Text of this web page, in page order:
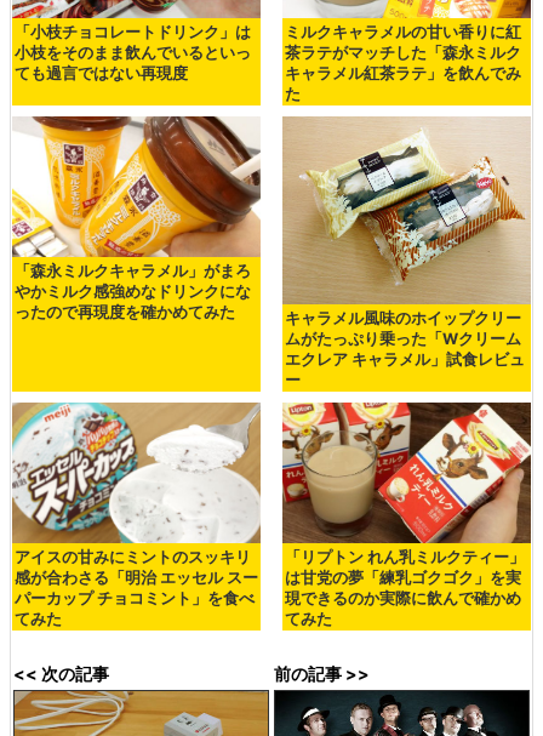
「小枝チョコレートドリンク」は
小枝をそのまま飲んでいるといっ
ても過言ではない再現度
ミルクキャラメルの甘い香りに紅
茶ラテがマッチした「森永ミルク
キャラメル紅茶ラテ」を飲んでみ
た
「森永ミルクキャラメル」がまろ
やかミルク感強めなドリンクにな
ったので再現度を確かめてみた
キャラメル風味のホイップクリー
ムがたっぷり乗った「Wクリーム
エクレア キャラメル」試食レビュ
ー
アイスの甘みにミントのスッキリ
感が合わさる「明治 エッセル スー
パーカップ チョコミント」を食べ
てみた
「リプトン れん乳ミルクティー」
は甘党の夢「練乳ゴクゴク」を実
現できるのか実際に飲んで確かめ
てみた
<< 次の記事 前の記事 >>